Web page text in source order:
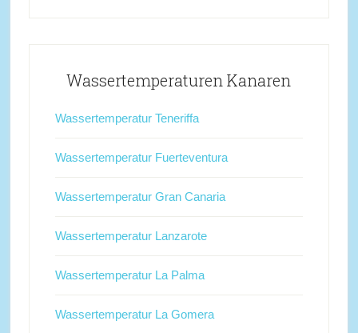
Wassertemperaturen Kanaren
Wassertemperatur Teneriffa
Wassertemperatur Fuerteventura
Wassertemperatur Gran Canaria
Wassertemperatur Lanzarote
Wassertemperatur La Palma
Wassertemperatur La Gomera